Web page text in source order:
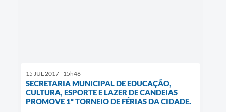
15 JUL 2017 - 15h46
SECRETARIA MUNICIPAL DE EDUCAÇÃO,
CULTURA, ESPORTE E LAZER DE CANDEIAS
PROMOVE 1º TORNEIO DE FÉRIAS DA CIDADE.